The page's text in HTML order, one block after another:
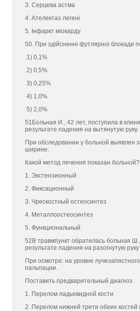
3. Серцева астма
4. Ателектаз легенi
5. Iнфаркт мiокарду
50. При здiйсненнi футлярноi блокади
1) 0,1%
2) 0,5%
3) 0,25%
4) 1,0%
5) 2,0%
51Больная И., 42 лет, поступила в
результате падения на вытянутую руку.
При обследовании у больной выявлен
ширине.
Какой метод лечения показан больной?
1. Экстензионный
2. Фиксационный
3. Чрескостный остеосинтез
4. Металлоостеосинтез
5. Функциональный
52В травмпункт обратилась больная
результате падения на разогнутую
При осмотре: на уровне
пальпации.
Поставить предварительный диагноз.
1. Перелом ладьевидной кости
2. Перелом нижней трети обеих костей